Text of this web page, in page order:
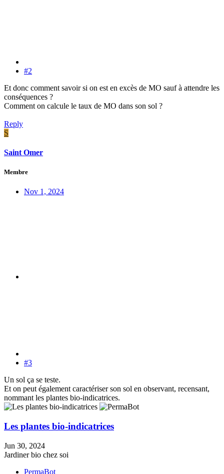
#2
Et donc comment savoir si on est en excès de MO sauf à attendre les
conséquences ?
Comment on calcule le taux de MO dans son sol ?
Reply
S
Saint Omer
Membre
Nov 1, 2024
#3
Un sol ça se teste.
Et on peut également caractériser son sol en observant, recensant,
nommant les plantes bio-indicatrices.
Les plantes bio-indicatrices
Jun 30, 2024
Jardiner bio chez soi
PermaBot